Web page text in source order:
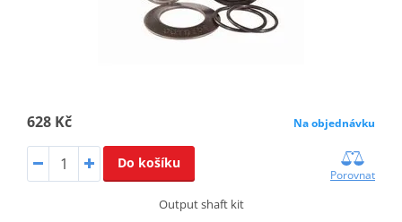
628 Kč Na objednávku
Do košíku
Porovnat
Output shaft kit